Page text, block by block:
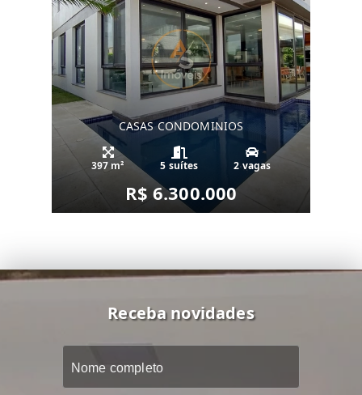
CASAS CONDOMINIOS
397 m² 5 suítes 2 vagas
R$ 6.300.000
Receba novidades